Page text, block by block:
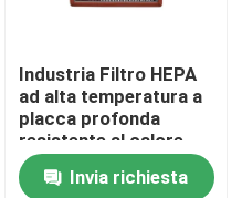
Industria Filtro HEPA
ad alta temperatura a
placca profonda
resistente al calore
per apparecchiature
per forniInvia richiesta